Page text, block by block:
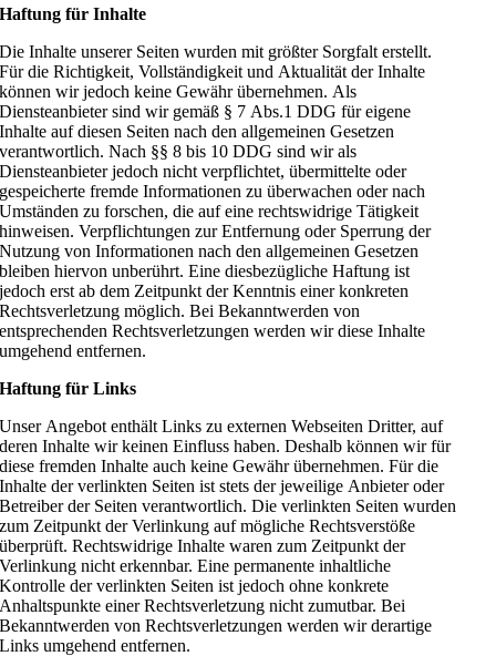
Haftung für Inhalte
Die Inhalte unserer Seiten wurden mit größter Sorgfalt erstellt.
Für die Richtigkeit, Vollständigkeit und Aktualität der Inhalte
können wir jedoch keine Gewähr übernehmen. Als
Diensteanbieter sind wir gemäß § 7 Abs.1 DDG für eigene
Inhalte auf diesen Seiten nach den allgemeinen Gesetzen
verantwortlich. Nach §§ 8 bis 10 DDG sind wir als
Diensteanbieter jedoch nicht verpflichtet, übermittelte oder
gespeicherte fremde Informationen zu überwachen oder nach
Umständen zu forschen, die auf eine rechtswidrige Tätigkeit
hinweisen. Verpflichtungen zur Entfernung oder Sperrung der
Nutzung von Informationen nach den allgemeinen Gesetzen
bleiben hiervon unberührt. Eine diesbezügliche Haftung ist
jedoch erst ab dem Zeitpunkt der Kenntnis einer konkreten
Rechtsverletzung möglich. Bei Bekanntwerden von
entsprechenden Rechtsverletzungen werden wir diese Inhalte
umgehend entfernen.
Haftung für Links
Unser Angebot enthält Links zu externen Webseiten Dritter, auf
deren Inhalte wir keinen Einfluss haben. Deshalb können wir für
diese fremden Inhalte auch keine Gewähr übernehmen. Für die
Inhalte der verlinkten Seiten ist stets der jeweilige Anbieter oder
Betreiber der Seiten verantwortlich. Die verlinkten Seiten wurden
zum Zeitpunkt der Verlinkung auf mögliche Rechtsverstöße
überprüft. Rechtswidrige Inhalte waren zum Zeitpunkt der
Verlinkung nicht erkennbar. Eine permanente inhaltliche
Kontrolle der verlinkten Seiten ist jedoch ohne konkrete
Anhaltspunkte einer Rechtsverletzung nicht zumutbar. Bei
Bekanntwerden von Rechtsverletzungen werden wir derartige
Links umgehend entfernen.